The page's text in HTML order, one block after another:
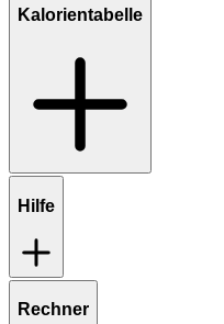
Kalorientabelle
Hilfe
Rechner